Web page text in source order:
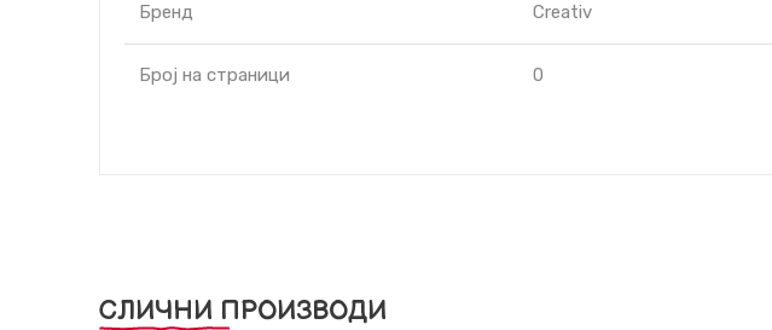
Бренд Creativ
Број на страници 0
СЛИЧНИ ПРОИЗВОДИ